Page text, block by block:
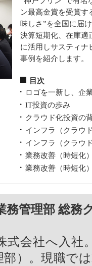
ン最高金賞を受賞す
味しさ”を全国に届
決算短期化、在庫適
に活用しサスティナ
事例を紹介します。
目次
ロゴを一新し、企
IT投資の歩み
クラウド化投資の
インフラ（クラウ
インフラ（クラウ
業務改善（時短化
業務改善（時短化
務管理部 総務
式会社へ入社
）。現職で